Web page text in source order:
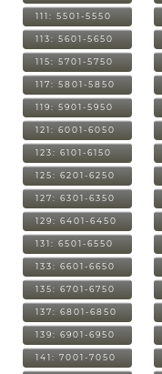
111: 5501-5550
113: 5601-5650
115: 5701-5750
117: 5801-5850
119: 5901-5950
121: 6001-6050
123: 6101-6150
125: 6201-6250
127: 6301-6350
129: 6401-6450
131: 6501-6550
133: 6601-6650
135: 6701-6750
137: 6801-6850
139: 6901-6950
141: 7001-7050